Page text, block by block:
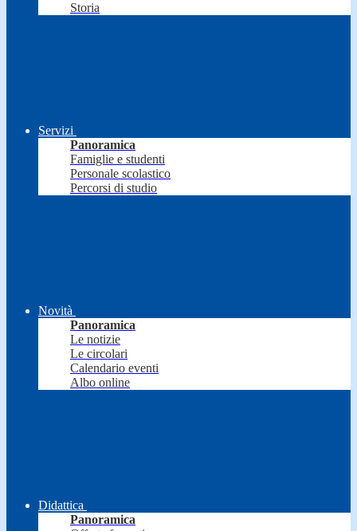
Storia
Servizi
Panoramica
Famiglie e studenti
Personale scolastico
Percorsi di studio
Novità
Panoramica
Le notizie
Le circolari
Calendario eventi
Albo online
Didattica
Panoramica